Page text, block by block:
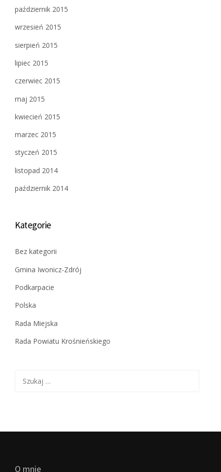
październik 2015
wrzesień 2015
sierpień 2015
lipiec 2015
czerwiec 2015
maj 2015
kwiecień 2015
marzec 2015
styczeń 2015
listopad 2014
październik 2014
Kategorie
Bez kategorii
Gmina Iwonicz-Zdrój
Podkarpacie
Polska
Rada Miejska
Rada Powiatu Krośnieńskiego
O mnie